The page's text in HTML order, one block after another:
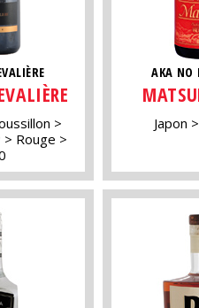
Rouge
AKA NO
Japon